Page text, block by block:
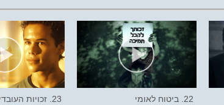
22. ביטוח לאומי 23. זכויות העובדים